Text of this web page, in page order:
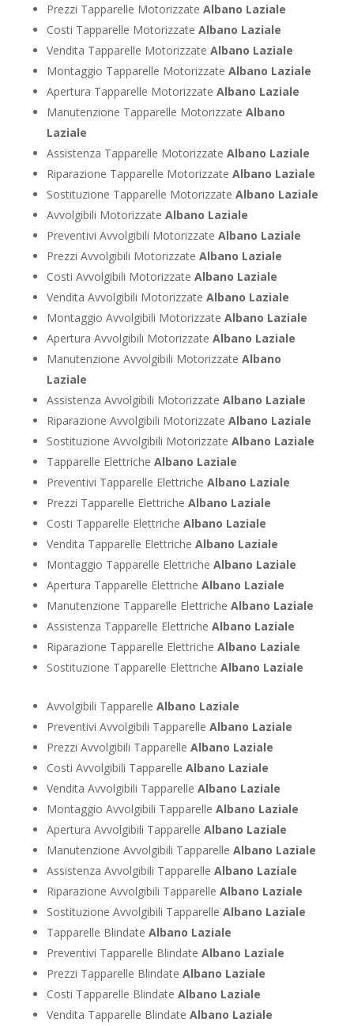
Prezzi Tapparelle Motorizzate Albano Laziale
Costi Tapparelle Motorizzate Albano Laziale
Vendita Tapparelle Motorizzate Albano Laziale
Montaggio Tapparelle Motorizzate Albano Laziale
Apertura Tapparelle Motorizzate Albano Laziale
Manutenzione Tapparelle Motorizzate Albano
Laziale
Assistenza Tapparelle Motorizzate Albano Laziale
Riparazione Tapparelle Motorizzate Albano Laziale
Sostituzione Tapparelle Motorizzate Albano Laziale
Avvolgibili Motorizzate Albano Laziale
Preventivi Avvolgibili Motorizzate Albano Laziale
Prezzi Avvolgibili Motorizzate Albano Laziale
Costi Avvolgibili Motorizzate Albano Laziale
Vendita Avvolgibili Motorizzate Albano Laziale
Montaggio Avvolgibili Motorizzate Albano Laziale
Apertura Avvolgibili Motorizzate Albano Laziale
Manutenzione Avvolgibili Motorizzate Albano
Laziale
Assistenza Avvolgibili Motorizzate Albano Laziale
Riparazione Avvolgibili Motorizzate Albano Laziale
Sostituzione Avvolgibili Motorizzate Albano Laziale
Tapparelle Elettriche Albano Laziale
Preventivi Tapparelle Elettriche Albano Laziale
Prezzi Tapparelle Elettriche Albano Laziale
Costi Tapparelle Elettriche Albano Laziale
Vendita Tapparelle Elettriche Albano Laziale
Montaggio Tapparelle Elettriche Albano Laziale
Apertura Tapparelle Elettriche Albano Laziale
Manutenzione Tapparelle Elettriche Albano Laziale
Assistenza Tapparelle Elettriche Albano Laziale
Riparazione Tapparelle Elettriche Albano Laziale
Sostituzione Tapparelle Elettriche Albano Laziale
Avvolgibili Tapparelle Albano Laziale
Preventivi Avvolgibili Tapparelle Albano Laziale
Prezzi Avvolgibili Tapparelle Albano Laziale
Costi Avvolgibili Tapparelle Albano Laziale
Vendita Avvolgibili Tapparelle Albano Laziale
Montaggio Avvolgibili Tapparelle Albano Laziale
Apertura Avvolgibili Tapparelle Albano Laziale
Manutenzione Avvolgibili Tapparelle Albano Laziale
Assistenza Avvolgibili Tapparelle Albano Laziale
Riparazione Avvolgibili Tapparelle Albano Laziale
Sostituzione Avvolgibili Tapparelle Albano Laziale
Tapparelle Blindate Albano Laziale
Preventivi Tapparelle Blindate Albano Laziale
Prezzi Tapparelle Blindate Albano Laziale
Costi Tapparelle Blindate Albano Laziale
Vendita Tapparelle Blindate Albano Laziale